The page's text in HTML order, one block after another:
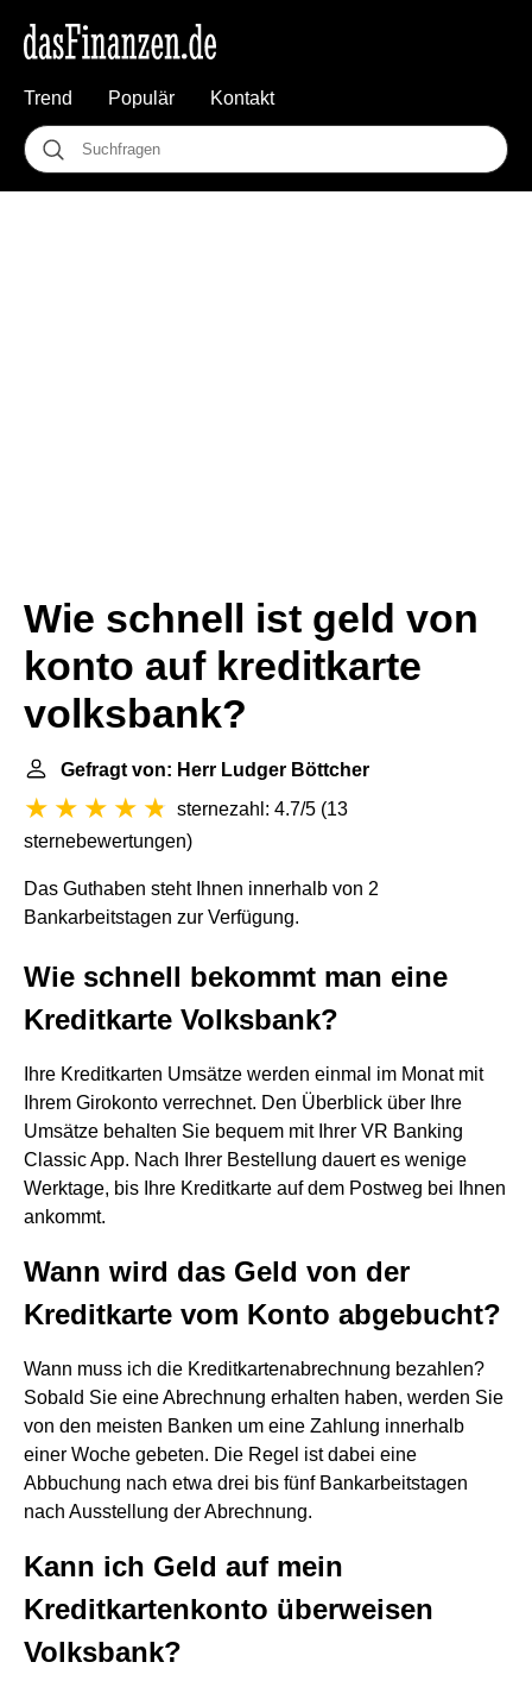
Trend Populär Kontakt
Wie schnell ist geld von
konto auf kreditkarte
volksbank?
Gefragt von: Herr Ludger Böttcher
sternezahl: 4.7/5 (13
sternebewertungen)
Das Guthaben steht Ihnen innerhalb von 2
Bankarbeitstagen zur Verfügung.
Wie schnell bekommt man eine
Kreditkarte Volksbank?
Ihre Kreditkarten Umsätze werden einmal im Monat mit
Ihrem Girokonto verrechnet. Den Überblick über Ihre
Umsätze behalten Sie bequem mit Ihrer VR Banking
Classic App. Nach Ihrer Bestellung dauert es wenige
Werktage, bis Ihre Kreditkarte auf dem Postweg bei Ihnen
ankommt.
Wann wird das Geld von der
Kreditkarte vom Konto abgebucht?
Wann muss ich die Kreditkartenabrechnung bezahlen?
Sobald Sie eine Abrechnung erhalten haben, werden Sie
von den meisten Banken um eine Zahlung innerhalb
einer Woche gebeten. Die Regel ist dabei eine
Abbuchung nach etwa drei bis fünf Bankarbeitstagen
nach Ausstellung der Abrechnung.
Kann ich Geld auf mein
Kreditkartenkonto überweisen
Volksbank?